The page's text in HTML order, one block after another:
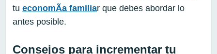
tu economÃ­a familiar que debes abordar lo
antes posible.
Consejos para incrementar tu